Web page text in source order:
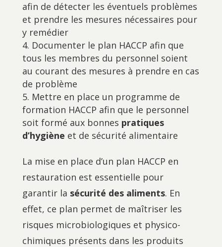
afin de détecter les éventuels problèmes
et prendre les mesures nécessaires pour
y remédier
Documenter le plan HACCP afin que
tous les membres du personnel soient
au courant des mesures à prendre en cas
de problème
Mettre en place un programme de
formation HACCP afin que le personnel
soit formé aux bonnes pratiques
d’hygiène et de sécurité alimentaire
La mise en place d’un plan HACCP en
restauration est essentielle pour
garantir la sécurité des aliments. En
effet, ce plan permet de maîtriser les
risques microbiologiques et physico-
chimiques présents dans les produits